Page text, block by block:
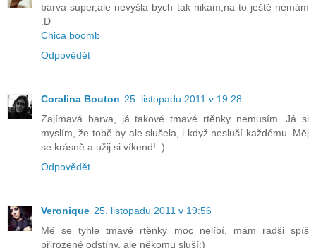
barva super,ale nevyšla bych tak nikam,na to ještě nemám
:D
Chica boomb
Odpovědět
Coralina Bouton 25. listopadu 2011 v 19:28
Zajímavá barva, já takové tmavé rtěnky nemusím. Já si
myslím, že tobě by ale slušela, i když nesluší každému. Měj
se krásně a užij si víkend! :)
Odpovědět
Veronique 25. listopadu 2011 v 19:56
Mě se tyhle tmavé rtěnky moc nelíbí, mám radši spíš
přirozené odstíny, ale někomu sluší:)